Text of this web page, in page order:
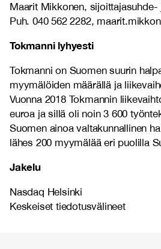
Maarit Mikkonen,
Puh. 040 562 2282,
Tokmanni lyhyesti
Tokmanni on Suomen suurin
myymälöiden määrällä ja
Vuonna 2018 Tokmannin
euroa ja sillä oli noin 3 600
Suomen ainoa valtakunnallinen
lähes 200 myymälää eri puolilla
Jakelu
Nasdaq Helsinki
Keskeiset tiedotusvälineet